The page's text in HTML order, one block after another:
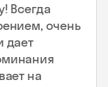
Всегда
очень
дает
на